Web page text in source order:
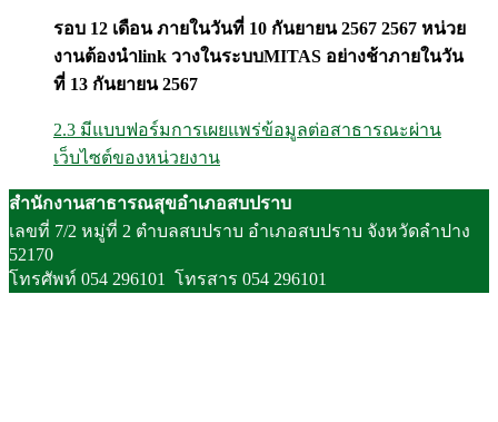
รอบ 12 เดือน ภายในวันที่ 10 กันยายน 2567 2567 หน่วย
งานต้องนำlink วางในระบบMITAS อย่างช้าภายในวัน
ที่ 13 กันยายน 2567
2.3 มีแบบฟอร์มการเผยแพร่ข้อมูลต่อสาธารณะผ่าน
เว็บไซต์ของหน่วยงาน
สำนักงานสาธารณสุขอำเภอสบปราบ
เลขที่ 7/2 หมู่ที่ 2 ตำบลสบปราบ อำเภอสบปราบ จังหวัดลำปาง
52170
โทรศัพท์ 054 296101 โทรสาร 054 296101